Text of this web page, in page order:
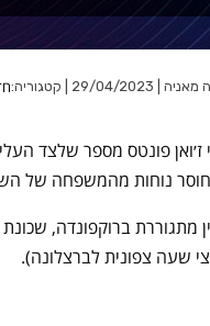
| קטגוריה:
ז׳ואן פונטס מספר שלצד
חוסר נוחות מהמשפחה של
מתגוררת ברוקפונדה,
שעה צפונית לברצלונה).